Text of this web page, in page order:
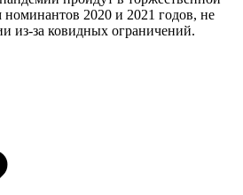
номинантов 2020 и 2021 годов, не
из-за ковидных ограничений.